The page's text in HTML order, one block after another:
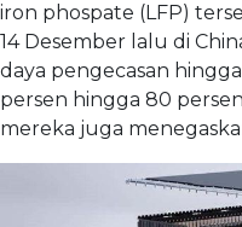
iron phospate (LFP)
14 Desember lalu di
daya pengecasan
persen hingga 80
mereka juga